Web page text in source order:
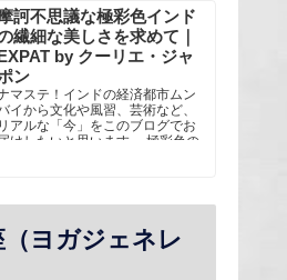
訶不思議な極彩色インド
繊細な美しさを求めて｜
by クーリエ・ジャ
ン
マステ！インドの経済都市ムン
イから文化や風習、芸術など、
リアルな「今」をこのブログでお
届けしたいと思います。 極彩色の
（ヨガジェネレ